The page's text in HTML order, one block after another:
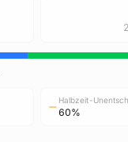
Halbzeit-
60%
Wählen